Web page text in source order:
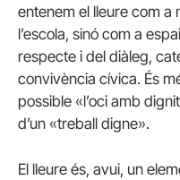
entenem el lleure com
l’escola, sinó com a
respecte i del diàleg,
convivència cívica. És
possible «l’oci amb
d’un «treball digne».
El lleure és, avui, un